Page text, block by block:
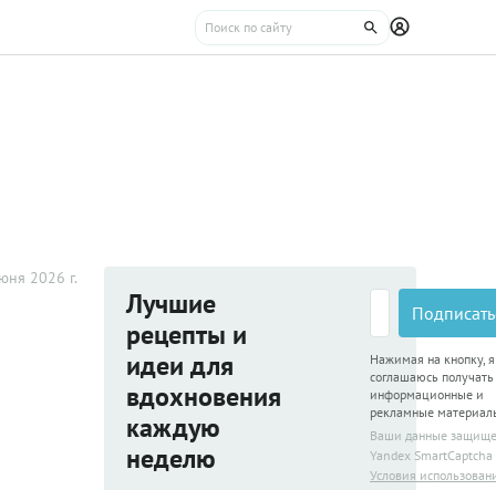
2026 г.
Лучшие
рецепты и
идеи для
вдохновения
каждую
неделю
Нажимая на кнопку, я
соглашаюсь получать
информационные и
рекламные
Ваши данные
Yandex SmartCaptcha
Условия